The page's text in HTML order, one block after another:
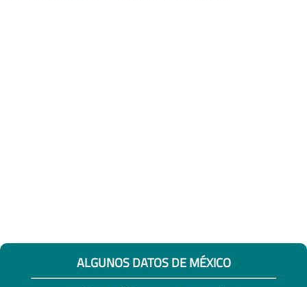
ALGUNOS DATOS DE MÉXICO